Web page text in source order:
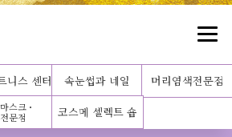
니스 센터 속눈썹과 네일 머리염색전문점
스크・
문점
코스메 셀렉트 숍